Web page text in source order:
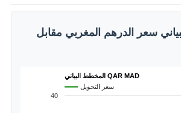
سعر الدرهم المغربي مقابل
المخطط البياني QAR MAD
سعر التحويل
40